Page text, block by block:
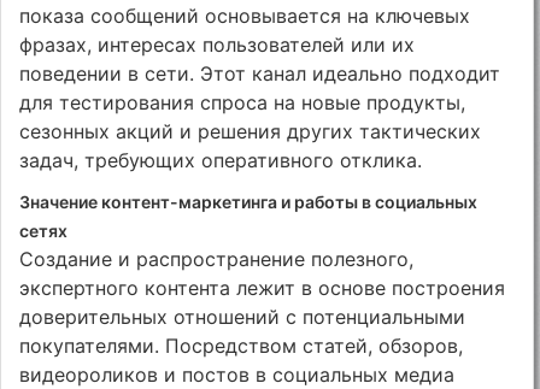
показа сообщений основывается на ключевых
фразах, интересах пользователей или их
поведении в сети. Этот канал идеально подходит
для тестирования спроса на новые продукты,
сезонных акций и решения других тактических
задач, требующих оперативного отклика.
Значение контент-маркетинга и работы в социальных
сетях
Создание и распространение полезного,
экспертного контента лежит в основе построения
доверительных отношений с потенциальными
покупателями. Посредством статей, обзоров,
видеороликов и постов в социальных медиа